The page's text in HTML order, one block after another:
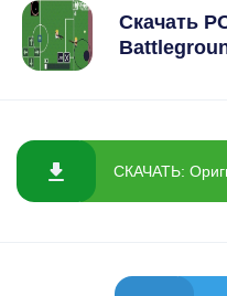
Скачать
СКАЧАТЬ: